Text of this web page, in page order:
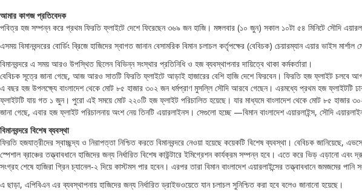
আমার কাগজ প্রতিবেদক
পবিত্র হজ সম্পন্ন করে প্রথম ফিরতি ফ্লাইটে দেশে ফিরেছেন ৩৬৯ জন হাজি। মঙ্গলবার (১০ জুন) সকাল ১০টা ৫৪ মিনিটে সৌদি
এসময় বিমানবন্দরের বোর্ডিং ব্রিজে হাজিদের স্বাগত জানান বেসামরিক বিমান চলাচল কর্তৃপক্ষের (বেবিচক) চেয়ারম্যান এয়ার ভাইস
বিমানবন্দরে এ সময় আরও উপস্থিত ছিলেন বিভিন্ন সংস্থার প্রতিনিধি ও হজ ব্যবস্থাপনার দায়িত্বে থাকা কর্মকর্তারা।
বেবিচক সূত্রে জানা গেছে, আজ আরও সাতটি ফিরতি ফ্লাইটে আড়াই হাজারের বেশি হাজি দেশে ফিরবেন। ফিরতি হজ ফ্লাইট চলবে
এ বছর হজ উপলক্ষ্যে বাংলাদেশ থেকে মোট ৮৫ হাজার ৩০২ জন ধর্মপ্রাণ মুসল্লি সৌদি আরবে গেছেন। এরমধ্যে প্রথম হজ ফ্লাইটটি
ফ্লাইটটি যায় গত ১ জুন। পুরো এই সময়ে মোট ২২০টি হজ ফ্লাইট পরিচালিত হয়েছে। যার মাধ্যমে বাংলাদেশ থেকে মোট ৮৫ হাজার
জানা গেছে, এবার হজ ফ্লাইট পরিচালনায় অংশ নেয় তিনটি এয়ারলাইনস। সেগুলো হচ্ছে —বিমান বাংলাদেশ এয়ারলাইন্স, সৌদি
বিমানবন্দরে বিশেষ ব্যবস্থা
ফিরতি হজযাত্রীদের স্বাচ্ছন্দ্য ও নিরাপত্তা নিশ্চিত করতে বিমানবন্দরে নেওয়া হয়েছে কয়েকটি বিশেষ ব্যবস্থা। বেবিচক
স্পেশাল ব্রাঞ্চের তত্ত্বাবধানে হাজিদের জন্য নির্ধারিত বিশেষ কাউন্টারে ইমিগ্রেশন কার্যক্রম সম্পন্ন হবে। এতে করে ভিড়
সংগ্রহ শেষে হাজিরা গ্রিন চ্যানেল-২ দিয়ে কাস্টমস পার হবেন। এরপর তারা বিমান বাংলাদেশ এয়ারলাইন্সের তত্ত্বাবধানে জমজমের
এ ছাড়া, এপিবিএন এর ব্যবস্থাপনায় হাজিদের জন্য নির্ধারিত ড্রাইভওয়েতে যান চলাচল সুনিশ্চিত করা হবে বলেও জানানো হয়েছে।